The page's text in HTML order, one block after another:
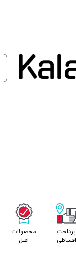
پرداخت
اقساطی
محصولات
اصل